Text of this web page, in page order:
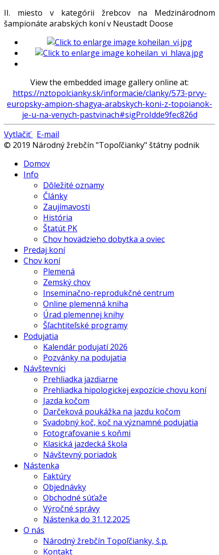
II. miesto v kategórii žrebcov na Medzinárodnom
šampionáte arabských koní v Neustadt Doose
View the embedded image gallery online at:
https://nztopolcianky.sk/informacie/clanky/573-prvy-
europsky-ampion-shagya-arabskych-koni-z-topoianok-
je-u-na-venych-pastvinach#sigProIdde9fec826d
Vytlačiť E-mail
© 2019 Národný žrebčín "Topoľčianky" štátny podnik
Domov
Info
Dôležité oznamy
Články
Zaujímavosti
História
Štatút PK
Chov hovädzieho dobytka a oviec
Predaj koní
Chov koní
Plemená
Zemský chov
Inseminačno-reprodukčné centrum
Online plemenná kniha
Úrad plemennej knihy
Šľachtiteľské programy
Podujatia
Kalendár podujatí 2026
Pozvánky na podujatia
Návštevníci
Prehliadka jazdiarne
Prehliadka hipologickej expozície chovu koní
Jazda kočom
Darčeková poukážka na jazdu kočom
Svadobný koč, koč na významné podujatia
Fotografovanie s koňmi
Klasická jazdecká škola
Návštevný poriadok
Nástenka
Faktúry
Objednávky
Obchodné súťaže
Výročné správy
Nástenka do 31.12.2025
O nás
Národný žrebčín Topoľčianky, š.p.
Kontakt